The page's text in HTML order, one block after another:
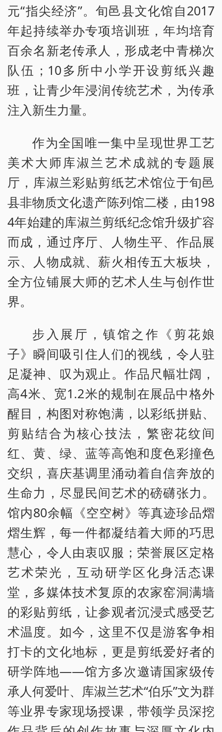
元“指尖经济”。旬邑县文化馆自2017
年起持续举办专项培训班，年均培育
百余名新老传承人，形成老中青梯次
队伍；10多所中小学开设剪纸兴趣
班，让青少年浸润传统艺术，为传承
注入新生力量。
作为全国唯一集中呈现世界工艺
美术大师库淑兰艺术成就的专题展
厅，库淑兰彩贴剪纸艺术馆位于旬邑
县非物质文化遗产陈列馆二楼，由198
4年始建的库淑兰剪纸纪念馆升级扩容
而成，通过序厅、人物生平、作品展
示、人物成就、薪火相传五大板块，
全方位铺展大师的艺术人生与创作世
界。
步入展厅，镇馆之作《剪花娘
子》瞬间吸引住人们的视线，令人驻
足凝神、叹为观止。作品尺幅壮阔，
高4米、宽1.2米的规制在展品中格外
醒目，构图对称饱满，以彩纸拼贴、
剪贴结合为核心技法，繁密花纹间
红、黄、绿、蓝等高饱和度色彩撞色
交织，喜庆基调里涌动着自信奔放的
生命力，尽显民间艺术的磅礴张力。
馆内80余幅《空空树》等真迹珍品熠
熠生辉，每一件都凝结着大师的巧思
慧心，令人由衷叹服；荣誉展区定格
艺术荣光，互动研学区化身活态课
堂，多媒体技术复原的农家窑洞满墙
的彩贴剪纸，让参观者沉浸式感受艺
术温度。如今，这里不仅是游客争相
打卡的文化地标，更是剪纸爱好者的
研学阵地——馆方多次邀请国家级传
承人何爱叶、库淑兰艺术“伯乐”文为群
等业界专家现场授课，带领学员深挖